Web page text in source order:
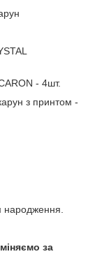
- 4шт.
з принтом -
народження.
за